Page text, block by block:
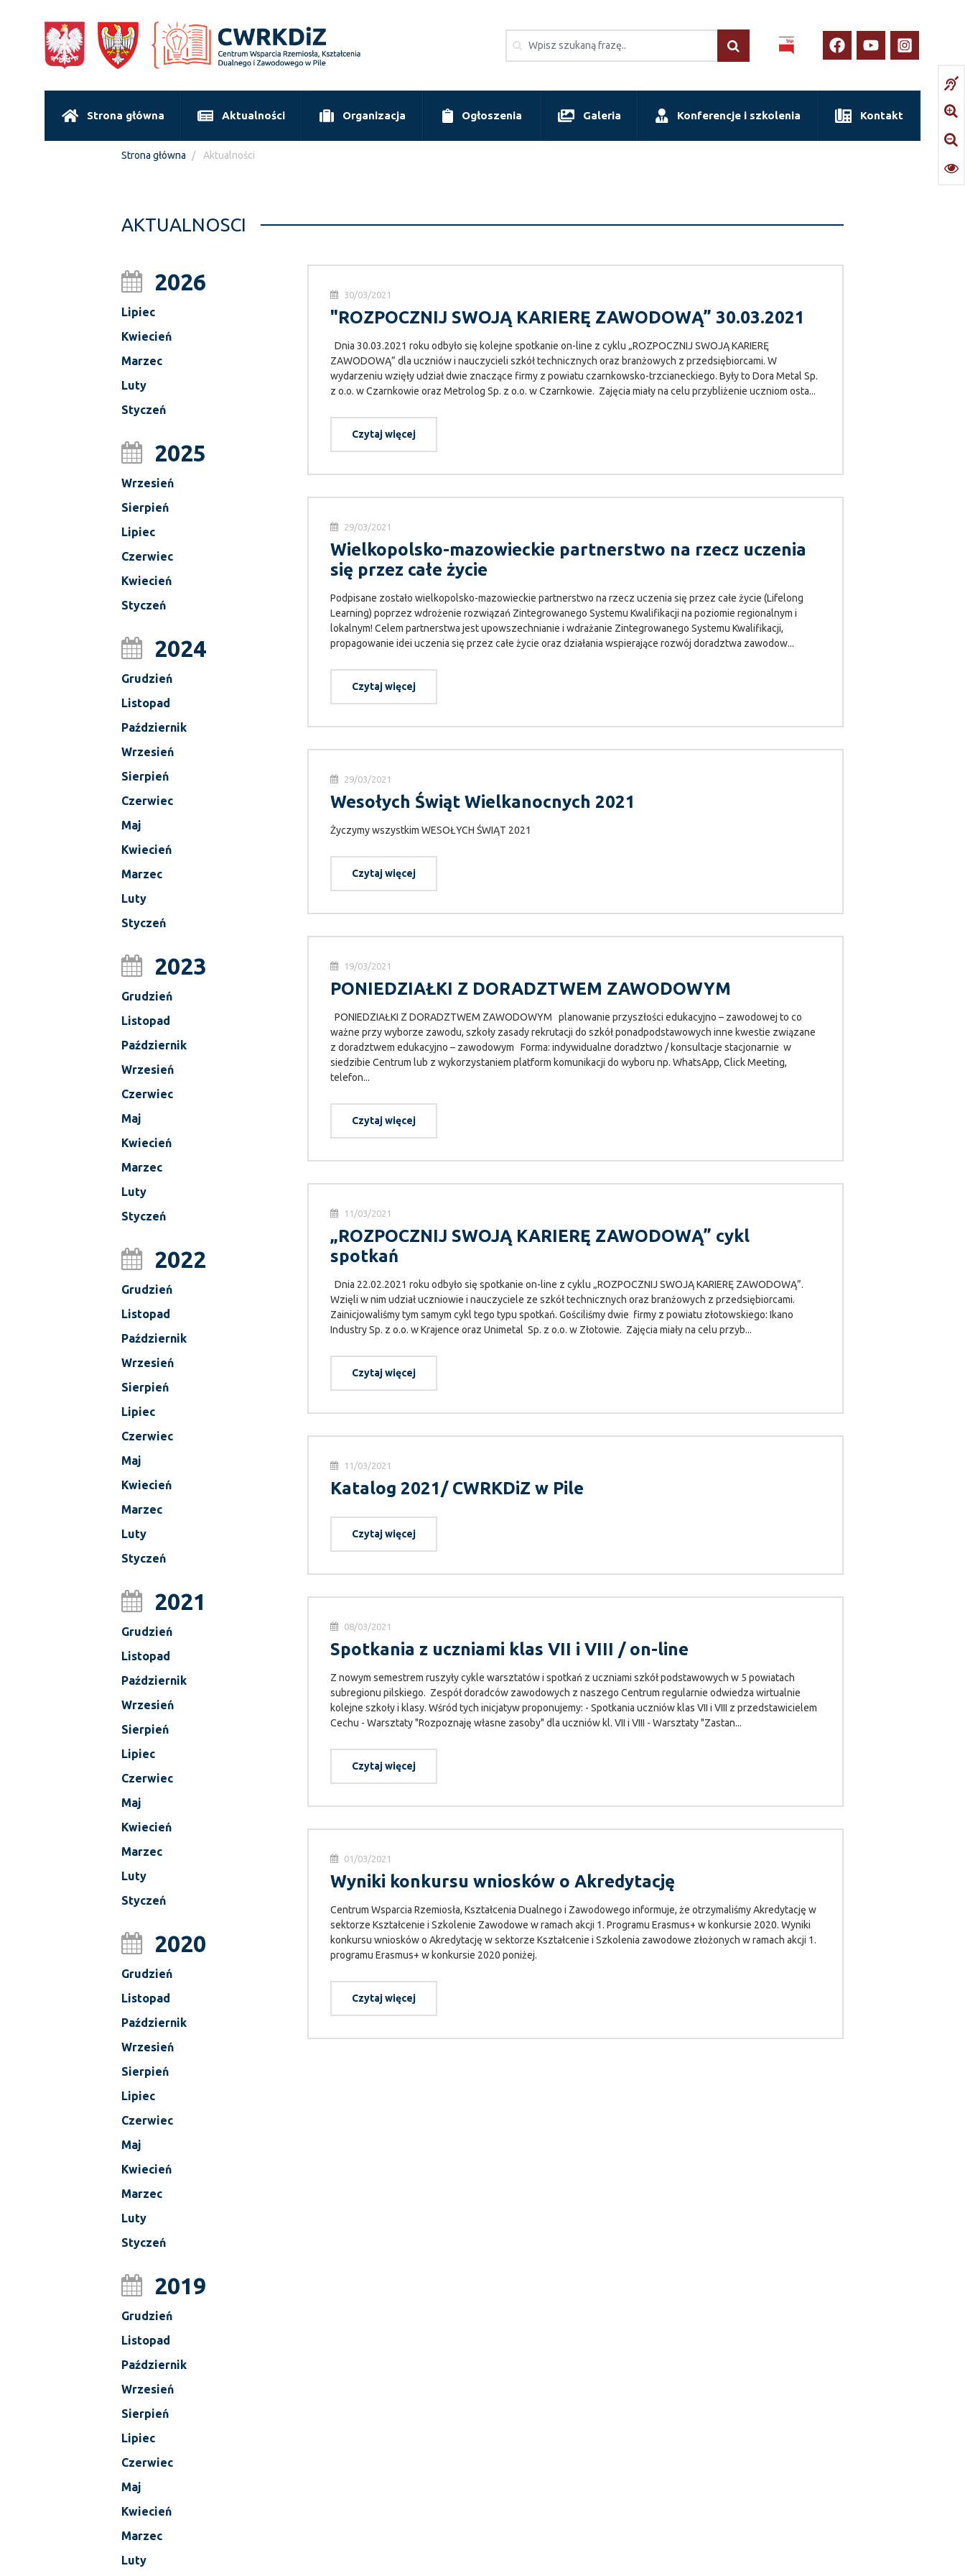
Strona główna Aktualności Organizacja Ogłoszenia Galeria Konferencje i szkolenia Kontakt
Strona główna Aktualności
AKTUALNOSCI
2026
Lipiec
Kwiecień
Marzec
Luty
Styczeń
2025
Wrzesień
Sierpień
Lipiec
Czerwiec
Kwiecień
Styczeń
2024
Grudzień
Listopad
Październik
Wrzesień
Sierpień
Czerwiec
Maj
Kwiecień
Marzec
Luty
Styczeń
2023
Grudzień
Listopad
Październik
Wrzesień
Czerwiec
Maj
Kwiecień
Marzec
Luty
Styczeń
2022
Grudzień
Listopad
Październik
Wrzesień
Sierpień
Lipiec
Czerwiec
Maj
Kwiecień
Marzec
Luty
Styczeń
2021
Grudzień
Listopad
Październik
Wrzesień
Sierpień
Lipiec
Czerwiec
Maj
Kwiecień
Marzec
Luty
Styczeń
2020
Grudzień
Listopad
Październik
Wrzesień
Sierpień
Lipiec
Czerwiec
Maj
Kwiecień
Marzec
Luty
Styczeń
2019
Grudzień
Listopad
Październik
Wrzesień
Sierpień
Lipiec
Czerwiec
Maj
Kwiecień
Marzec
Luty
30/03/2021
"ROZPOCZNIJ SWOJĄ KARIERĘ ZAWODOWĄ” 30.03.2021
Dnia 30.03.2021 roku odbyło się kolejne spotkanie on-line z cyklu „ROZPOCZNIJ SWOJĄ KARIERĘ
ZAWODOWĄ” dla uczniów i nauczycieli szkół technicznych oraz branżowych z przedsiębiorcami. W
wydarzeniu wzięły udział dwie znaczące firmy z powiatu czarnkowsko-trzcianeckiego. Były to Dora Metal Sp.
z o.o. w Czarnkowie oraz Metrolog Sp. z o.o. w Czarnkowie. Zajęcia miały na celu przybliżenie uczniom osta...
Czytaj więcej
29/03/2021
Wielkopolsko-mazowieckie partnerstwo na rzecz uczenia
się przez całe życie
Podpisane zostało wielkopolsko-mazowieckie partnerstwo na rzecz uczenia się przez całe życie (Lifelong
Learning) poprzez wdrożenie rozwiązań Zintegrowanego Systemu Kwalifikacji na poziomie regionalnym i
lokalnym! Celem partnerstwa jest upowszechnianie i wdrażanie Zintegrowanego Systemu Kwalifikacji,
propagowanie idei uczenia się przez całe życie oraz działania wspierające rozwój doradztwa zawodow...
Czytaj więcej
29/03/2021
Wesołych Świąt Wielkanocnych 2021
Życzymy wszystkim WESOŁYCH ŚWIĄT 2021
Czytaj więcej
19/03/2021
PONIEDZIAŁKI Z DORADZTWEM ZAWODOWYM
PONIEDZIAŁKI Z DORADZTWEM ZAWODOWYM planowanie przyszłości edukacyjno – zawodowej to co
ważne przy wyborze zawodu, szkoły zasady rekrutacji do szkół ponadpodstawowych inne kwestie związane
z doradztwem edukacyjno – zawodowym Forma: indywidualne doradztwo / konsultacje stacjonarnie w
siedzibie Centrum lub z wykorzystaniem platform komunikacji do wyboru np. WhatsApp, Click Meeting,
telefon...
Czytaj więcej
11/03/2021
„ROZPOCZNIJ SWOJĄ KARIERĘ ZAWODOWĄ” cykl
spotkań
Dnia 22.02.2021 roku odbyło się spotkanie on-line z cyklu „ROZPOCZNIJ SWOJĄ KARIERĘ ZAWODOWĄ”.
Wzięli w nim udział uczniowie i nauczyciele ze szkół technicznych oraz branżowych z przedsiębiorcami.
Zainicjowaliśmy tym samym cykl tego typu spotkań. Gościliśmy dwie firmy z powiatu złotowskiego: Ikano
Industry Sp. z o.o. w Krajence oraz Unimetal Sp. z o.o. w Złotowie. Zajęcia miały na celu przyb...
Czytaj więcej
11/03/2021
Katalog 2021/ CWRKDiZ w Pile
Czytaj więcej
08/03/2021
Spotkania z uczniami klas VII i VIII / on-line
Z nowym semestrem ruszyły cykle warsztatów i spotkań z uczniami szkół podstawowych w 5 powiatach
subregionu pilskiego. Zespół doradców zawodowych z naszego Centrum regularnie odwiedza wirtualnie
kolejne szkoły i klasy. Wśród tych inicjatyw proponujemy: - Spotkania uczniów klas VII i VIII z przedstawicielem
Cechu - Warsztaty "Rozpoznaję własne zasoby" dla uczniów kl. VII i VIII - Warsztaty "Zastan...
Czytaj więcej
01/03/2021
Wyniki konkursu wniosków o Akredytację
Centrum Wsparcia Rzemiosła, Kształcenia Dualnego i Zawodowego informuje, że otrzymaliśmy Akredytację w
sektorze Kształcenie i Szkolenie Zawodowe w ramach akcji 1. Programu Erasmus+ w konkursie 2020. Wyniki
konkursu wniosków o Akredytację w sektorze Kształcenie i Szkolenia zawodowe złożonych w ramach akcji 1.
programu Erasmus+ w konkursie 2020 poniżej.
Czytaj więcej